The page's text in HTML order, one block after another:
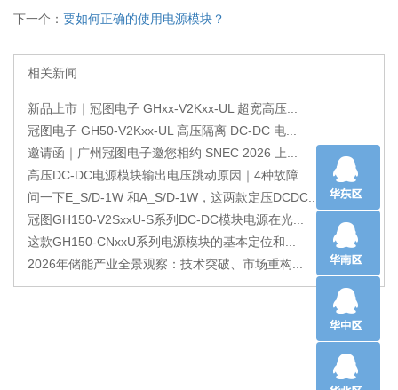
下一个： 要如何正确的使用电源模块？
相关新闻
新品上市｜冠图电子 GHxx-V2Kxx-UL 超宽高压...
冠图电子 GH50-V2Kxx-UL 高压隔离 DC-DC 电...
邀请函｜广州冠图电子邀您相约 SNEC 2026 上...
高压DC-DC电源模块输出电压跳动原因｜4种故障...
问一下E_S/D-1W 和A_S/D-1W，这两款定压DCDC...
冠图GH150-V2SxxU-S系列DC-DC模块电源在光...
这款GH150-CNxxU系列电源模块的基本定位和...
2026年储能产业全景观察：技术突破、市场重构...